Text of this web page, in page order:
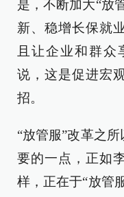
是，不断加大“放
新、稳增长保就
且让企业和群众
说，这是促进宏
招。
“放管服”改革之
要的一点，正如
样，正在于“放管